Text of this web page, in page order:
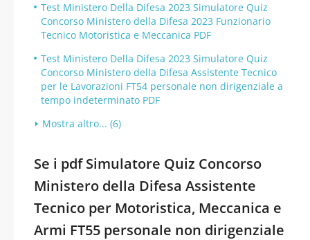
Test Ministero Della Difesa 2023 Simulatore Quiz
Concorso Ministero della Difesa 2023 Funzionario
Tecnico Motoristica e Meccanica PDF
Test Ministero Della Difesa 2023 Simulatore Quiz
Concorso Ministero della Difesa Assistente Tecnico
per le Lavorazioni FT54 personale non dirigenziale a
tempo indeterminato PDF
Mostra altro... (6)
Se i pdf Simulatore Quiz Concorso
Ministero della Difesa Assistente
Tecnico per Motoristica, Meccanica e
Armi FT55 personale non dirigenziale